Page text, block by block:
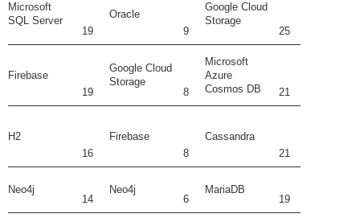
Microsoft
SQL Server
19
Oracle
9
Google Cloud
Storage
25
Firebase
19
Google Cloud
Storage
8
Microsoft
Azure
Cosmos DB
21
H2
16
Firebase
8
Cassandra
21
Neo4j
14
Neo4j
6
MariaDB
19